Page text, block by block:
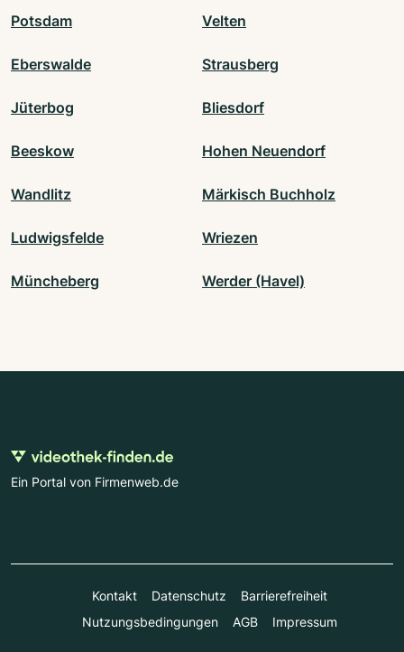
Potsdam Velten
Eberswalde Strausberg
Jüterbog Bliesdorf
Beeskow Hohen Neuendorf
Wandlitz Märkisch Buchholz
Ludwigsfelde Wriezen
Müncheberg Werder (Havel)
Ein Portal von Firmenweb.de
Kontakt Datenschutz
Barrierefreiheit
Nutzungsbedingungen
AGB Impressum